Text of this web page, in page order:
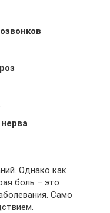
Однако как
боль – это
Само